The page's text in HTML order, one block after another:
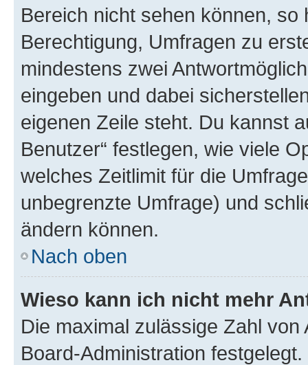
Bereich nicht sehen können,
Berechtigung, Umfragen zu
mindestens zwei
eingeben und dabei
eigenen Zeile steht. Du kannst
Benutzer“ festlegen, wie viele
welches Zeitlimit für die
unbegrenzte Umfrage) und
ändern können.
Nach oben
Wieso kann ich nicht mehr
Die maximal zulässige Zahl
Board-Administration